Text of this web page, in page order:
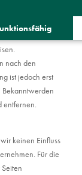
Seiten nach
Diensteanbieter
überwachen
nach den
ist jedoch erst
Bekanntwerden
entfernen.
keinen Einfluss
Für die